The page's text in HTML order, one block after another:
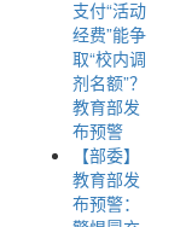
支付“活动
经费”能争
取“校内调
剂名额”？
教育部发
布预警
【部委】
教育部发
布预警：